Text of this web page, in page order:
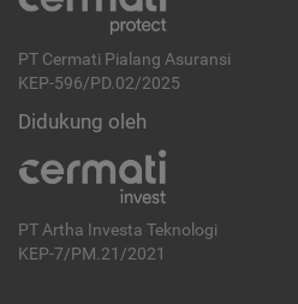
PT Cermati Pialang Asuransi
KEP-596/PD.02/2025
Didukung oleh
PT Artha Investa Teknologi
KEP-7/PM.21/2021